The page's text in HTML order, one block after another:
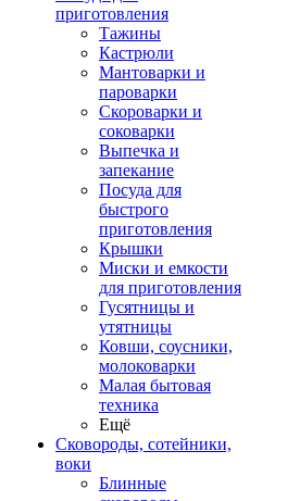
приготовления
Тажины
Кастрюли
Мантоварки и
пароварки
Скороварки и
соковарки
Выпечка и
запекание
Посуда для
быстрого
приготовления
Крышки
Миски и емкости
для приготовления
Гусятницы и
утятницы
Ковши, соусники,
молоковарки
Малая бытовая
техника
Ещё
Сковороды, сотейники,
воки
Блинные